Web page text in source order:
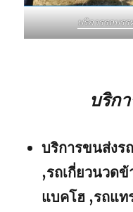
บริการรถบร
บริก
บริการขนส่งร
,รถเกี่ยวนวด
แบคโฮ ,รถแท